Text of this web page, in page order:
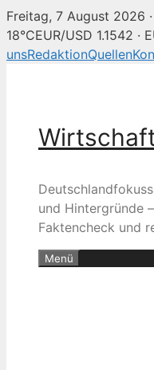
Freitag, 7 August 2026 ·
18°CEUR/USD 1.1542 ·
unsRedaktionQuellen
und Hintergründe
Faktencheck und
Menü